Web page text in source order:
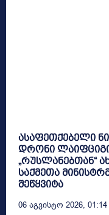
ასაფეთქებელი
დრონი
„რუსლანებთან“
საქმეთა
შეწყვიტა
06 Აგვისტო 2026, 01:14